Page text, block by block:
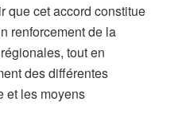
que cet accord constitue
renforcement de la
tout en
des différentes
et les moyens